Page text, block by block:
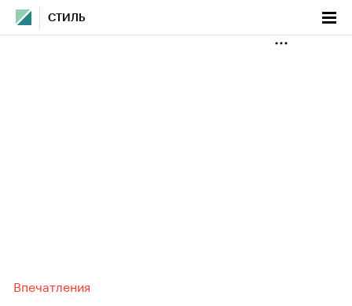
СТИЛЬ
Впечатления